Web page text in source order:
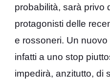
probabilità, sarà privo
protagonisti delle
e rossoneri. Un
infatti a uno stop
impedirà, anzitutto, di